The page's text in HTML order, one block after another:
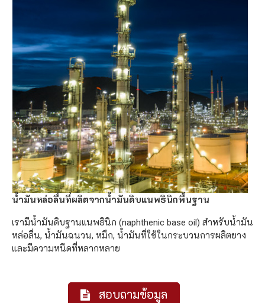
น้ำมันหล่อลื่นที่ผลิตจากน้ำมันดิบแนพธินิกพื้นฐาน
เรามีน้ำมันดิบฐานแนพธินิก (naphthenic base oil) สำหรับน้ำมัน
หล่อลื่น, น้ำมันฉนวน, หมึก, น้ำมันที่ใช้ในกระบวนการผลิตยาง
และมีความหนืดที่หลากหลาย
สอบถามข้อมูล